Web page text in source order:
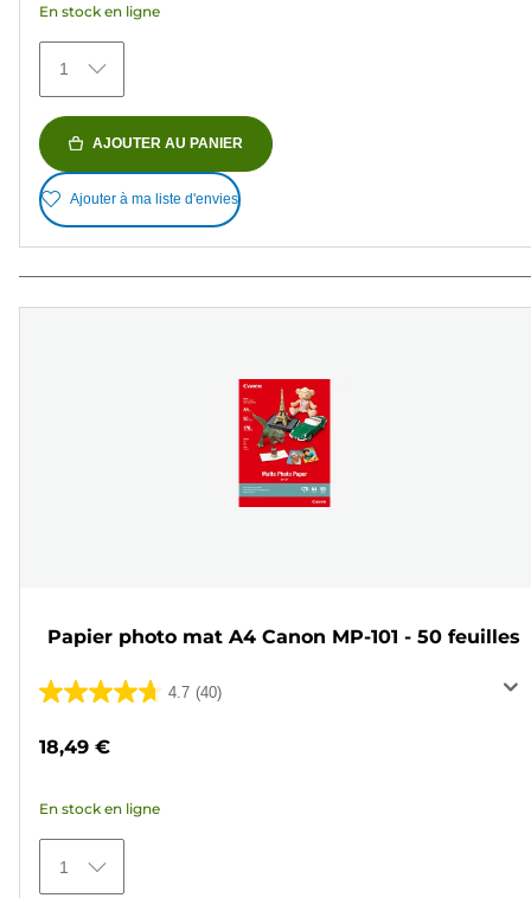
77
avis
En stock en ligne
1
AJOUTER AU PANIER
Ajouter à ma liste d'envies
Papier photo mat A4 Canon MP-101 - 50 feuilles
4.7 (40)
4.7
5
40
avis
18,49 €
En stock en ligne
1